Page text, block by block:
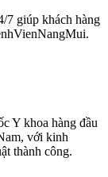
7 giúp khách hàng
Y khoa hàng đầu
với kinh
thành công.